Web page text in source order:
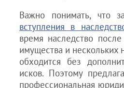
Важно понимать, что
вступления в
время наследство
имущества и нескольких
обходится без
исков. Поэтому
профессиональная